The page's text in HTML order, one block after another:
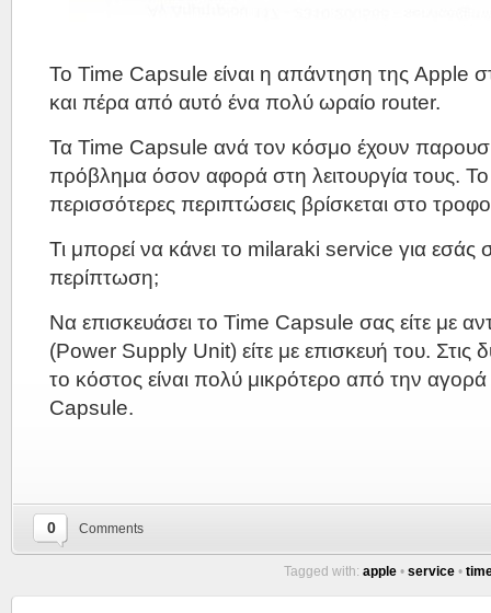
Το Time Capsule είναι η απάντηση της Apple
και πέρα από αυτό ένα πολύ ωραίο router.
Τα Time Capsule ανά τον κόσμο έχουν
πρόβλημα όσον αφορά στη λειτουργία τους.
περισσότερες περιπτώσεις βρίσκεται στο
Τι μπορεί να κάνει το milaraki service για εσάς
περίπτωση;
Να επισκευάσει το Time Capsule σας είτε με
(Power Supply Unit) είτε με επισκευή του. Στις
το κόστος είναι πολύ μικρότερο από την
Capsule.
0 Comments
Tagged with: apple • service •